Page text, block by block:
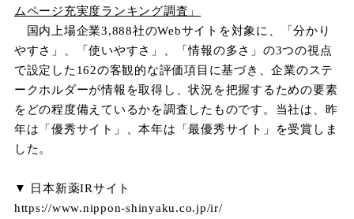
ムページ充実度ランキング調査」
国内上場企業3,888社のWebサイトを対象に、「分かり
やすさ」、「使いやすさ」、「情報の多さ」の3つの視点
で設定した162の客観的な評価項目に基づき、企業のステ
ークホルダーが情報を取得し、状況を把握するための要素
をどの程度備えているかを調査したものです。 当社は、昨
年は「優秀サイト」、本年は「最優秀サイト」を受賞しま
した。
▼ 日本新薬IRサイト
https://www.nippon-shinyaku.co.jp/ir/